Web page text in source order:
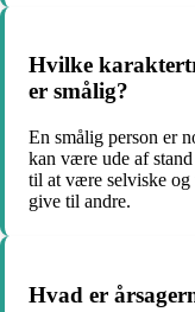
Hvilke
er smålig?
En smålig person er
kan være ude af
til at være selviske og
give til andre.
Hvad er